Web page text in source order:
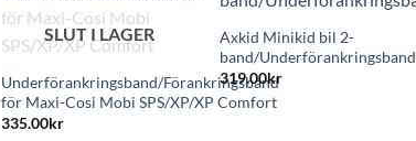
+ SLUT I LAGER
Underförankringsband/Förankringsband
för Maxi-Cosi Mobi SPS/XP/XP Comfort
335.00kr
Axkid Minikid bil 2-
band/Underförankringsband
319.00kr